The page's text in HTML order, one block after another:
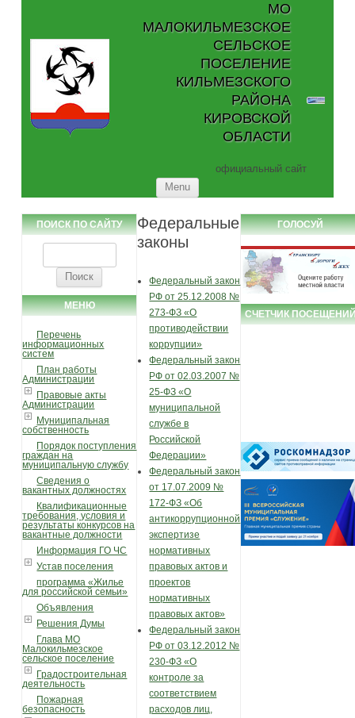
МО
МАЛОКИЛЬМЕЗСКОЕ
СЕЛЬСКОЕ
ПОСЕЛЕНИЕ
КИЛЬМЕЗСКОГО
РАЙОНА
КИРОВСКОЙ
ОБЛАСТИ
официальный сайт
Menu
ПОИСК ПО САЙТУ
МЕНЮ
Перечень
информационных
систем
План работы
Администрации
Правовые акты
Администрации
Муниципальная
собственность
Порядок поступления
граждан на
муниципальную службу
Сведения о
вакантных должностях
Квалификационные
требования, условия и
результаты конкурсов на
вакантные должности
Информация ГО ЧС
Устав поселения
программа «Жилье
для российской семьи»
Объявления
Решения Думы
Глава МО
Малокильмезское
сельское поселение
Градостроительная
деятельность
Пожарная
безопасность
Федеральные
законы
Федеральный закон
РФ от 25.12.2008 №
273-ФЗ «О
противодействии
коррупции»
Федеральный закон
РФ от 02.03.2007 №
25-ФЗ «О
муниципальной
службе в
Российской
Федерации»
Федеральный закон
от 17.07.2009 №
172-ФЗ «Об
антикоррупционной
экспертизе
нормативных
правовых актов и
проектов
нормативных
правовых актов»
Федеральный закон
РФ от 03.12.2012 №
230-ФЗ «О
контроле за
соответствием
расходов лиц,
ГОЛОСУЙ
СЧЕТЧИК